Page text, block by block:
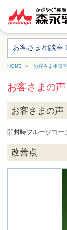
お客さま相談室
HOME お客さま相談室
お客さまの
お客さまの声
開封時フルーツヨー
改善点